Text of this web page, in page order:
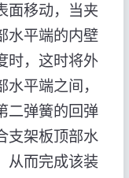
面移动，当夹
水平端的内壁
时，这时将外
平端之间，
二弹簧的回弹
支架板顶部水
从而完成该装